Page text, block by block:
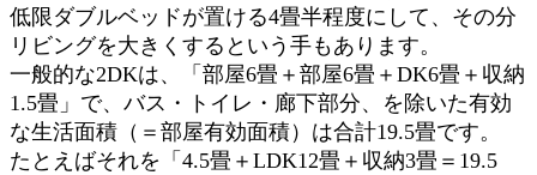
低限ダブルベッドが置ける4畳半程度にして、その分
リビングを大きくするという手もあります。
一般的な2DKは、「部屋6畳＋部屋6畳＋DK6畳＋収納
1.5畳」で、バス・トイレ・廊下部分、を除いた有効
な生活面積（＝部屋有効面積）は合計19.5畳です。
たとえばそれを「4.5畳＋LDK12畳＋収納3畳＝19.5